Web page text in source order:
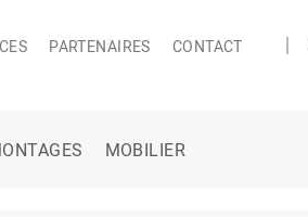
PARTENAIRES CONTACT
MOBILIER